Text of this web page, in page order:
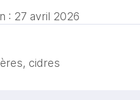
: 27 avril 2026
cidres